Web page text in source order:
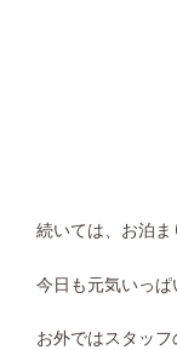
続いては、お泊ま
今日も元気いっぱ
お外ではスタッ